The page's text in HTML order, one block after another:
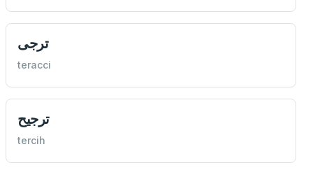
ترجی
teracci
ترجيح
tercih